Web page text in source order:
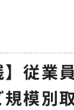
】従
模別